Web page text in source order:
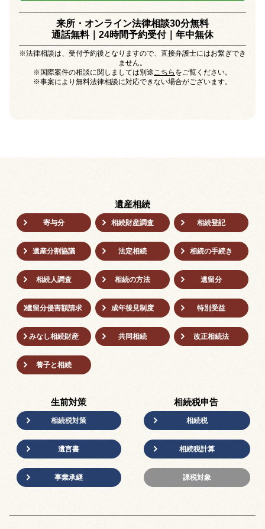
来所・オンライン法律相談30分無料
通話無料｜24時間予約受付｜年中無休
※法律相談は、受付予約後となりますので、直接弁護士にはお繋ぎでき
ません。
※国際案件の相談に関しましては別途こちら をご覧ください。
※事案により無料法律相談に対応できない場合がございます。
遺産相続
寄与分 相続財産調査 相続登記
遺産分割協議 法定相続 相続の⼿続き
相続人調査 相続の方法 遺留分
遺留分侵害額請求 成年後⾒制度 特別受益
みなし相続財産 共同相続 改正相続法
養子と相続
生前対策
相続税対策
遺言書
事業承継
相続税申告
相続税
相続税計算
課税対象